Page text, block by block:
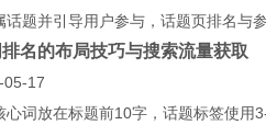
话题并引导用户参与，话题页排名与
名的布局技巧与搜索流量获取
05-17
心词放在标题前10字，话题标签使